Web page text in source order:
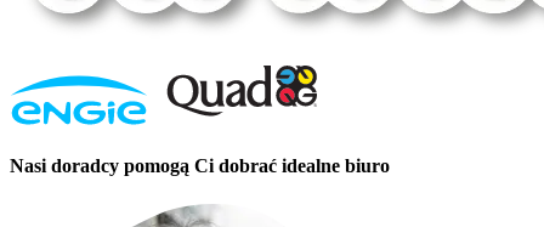
Nasi doradcy pomogą Ci dobrać idealne biuro